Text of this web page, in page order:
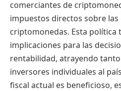
comerciantes de
impuestos directos sobre las
criptomonedas. Esta política
implicaciones para las
rentabilidad, atrayendo
inversores individuales al
fiscal actual es beneficioso,